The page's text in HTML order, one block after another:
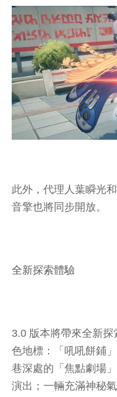
此外，代理人葉瞬光
音擎也將同步開放。
全新探索體驗
3.0 版本將帶來全新
色地標：「吼吼餅鋪
巷深處的「焦點劇場
演出；一輛充滿神秘